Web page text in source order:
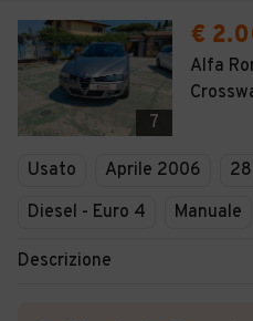
7
€
Alfa
Usato Aprile 2006
Diesel - Euro 4
Manuale
Descrizione